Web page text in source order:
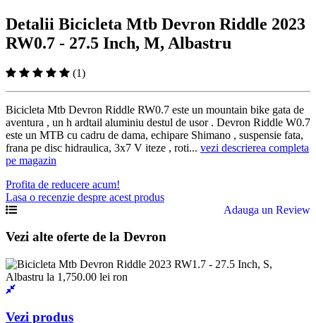
Detalii Bicicleta Mtb Devron Riddle 2023
RW0.7 - 27.5 Inch, M, Albastru
(1)
Bicicleta Mtb Devron Riddle RW0.7 este un mountain bike gata de
aventura , un h ardtail aluminiu destul de usor . Devron Riddle W0.7
este un MTB cu cadru de dama, echipare Shimano , suspensie fata,
frana pe disc hidraulica, 3x7 V iteze , roti... vezi descrierea completa
pe magazin
Profita de reducere acum!
Lasa o recenzie despre acest produs
Adauga un Review
Vezi alte oferte de la Devron
Vezi produs